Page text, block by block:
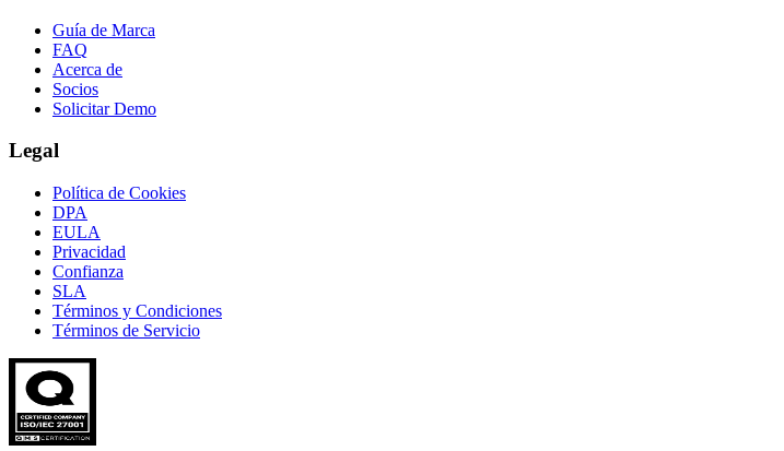
Guía de Marca
FAQ
Acerca de
Socios
Solicitar Demo
Legal
Política de Cookies
DPA
EULA
Privacidad
Confianza
SLA
Términos y Condiciones
Términos de Servicio